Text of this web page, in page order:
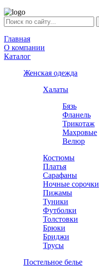
Главная
О компании
Каталог
Женская одежда
Халаты
Бязь
Фланель
Трикотаж
Махровые
Велюр
Костюмы
Платья
Сарафаны
Ночные сорочки
Пижамы
Туники
Футболки
Толстовки
Брюки
Бриджи
Трусы
Постельное белье